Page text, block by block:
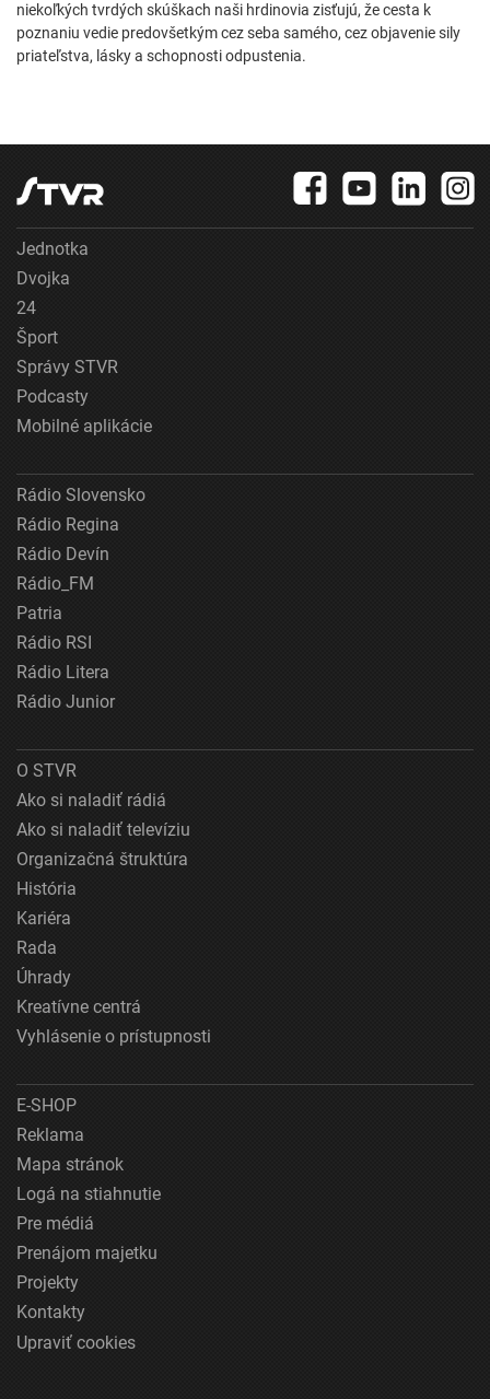
niekoľkých tvrdých skúškach naši hrdinovia zisťujú, že cesta k
poznaniu vedie predovšetkým cez seba samého, cez objavenie sily
priateľstva, lásky a schopnosti odpustenia.
Jednotka
Dvojka
24
Šport
Správy STVR
Podcasty
Mobilné aplikácie
Rádio Slovensko
Rádio Regina
Rádio Devín
Rádio_FM
Patria
Rádio RSI
Rádio Litera
Rádio Junior
O STVR
Ako si naladiť rádiá
Ako si naladiť televíziu
Organizačná štruktúra
História
Kariéra
Rada
Úhrady
Kreatívne centrá
Vyhlásenie o prístupnosti
E-SHOP
Reklama
Mapa stránok
Logá na stiahnutie
Pre médiá
Prenájom majetku
Projekty
Kontakty
Upraviť cookies